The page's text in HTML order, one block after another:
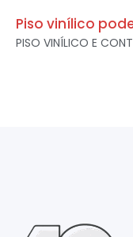
Piso vinílico
PISO VINÍLICO E